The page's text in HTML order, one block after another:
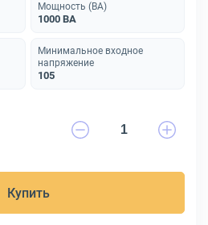
Мощность (ВА)
1000 ВА
Минимальное входное
напряжение
105
Купить